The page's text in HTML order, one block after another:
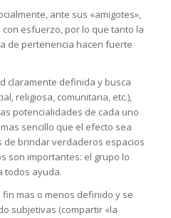
ante sus «amigotes»,
esfuerzo, por lo que tanto la
de pertenencia hacen fuerte
claramente definida y busca
religiosa, comunitaria, etc.),
potencialidades de cada uno
sencillo que el efecto sea
de brindar verdaderos espacios
son importantes: el grupo lo
todos ayuda.
mas o menos definido y se
subjetivas (compartir «la